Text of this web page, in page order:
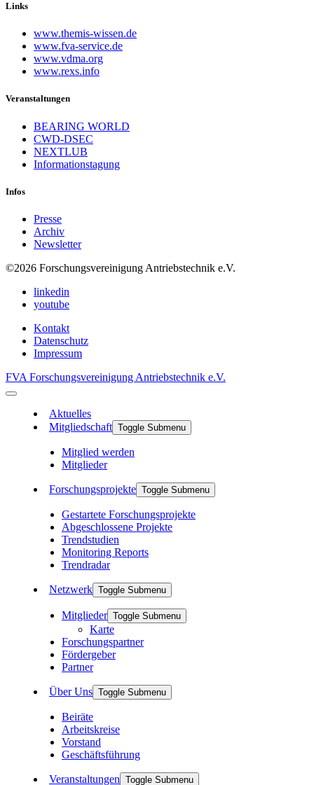
Links
www.themis-wissen.de
www.fva-service.de
www.vdma.org
www.rexs.info
Veranstaltungen
BEARING WORLD
CWD-DSEC
NEXTLUB
Informationstagung
Infos
Presse
Archiv
Newsletter
©2026 Forschungsvereinigung Antriebstechnik e.V.
linkedin
youtube
Kontakt
Datenschutz
Impressum
FVA Forschungsvereinigung Antriebstechnik e.V.
Aktuelles
Mitgliedschaft Toggle Submenu
Mitglied werden
Mitglieder
Forschungsprojekte Toggle Submenu
Gestartete Forschungsprojekte
Abgeschlossene Projekte
Trendstudien
Monitoring Reports
Trendradar
Netzwerk Toggle Submenu
Mitglieder Toggle Submenu
Karte
Forschungspartner
Fördergeber
Partner
Über Uns Toggle Submenu
Beiräte
Arbeitskreise
Vorstand
Geschäftsführung
Veranstaltungen Toggle Submenu